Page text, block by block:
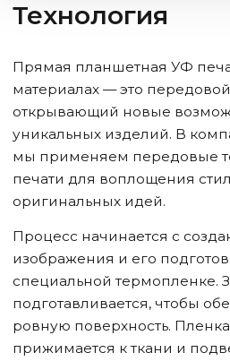
Технология
Прямая планшетная УФ
материалах — это
открывающий новые
уникальных изделий. В
мы применяем передовые
печати для воплощения
оригинальных идей.
Процесс начинается с
изображения и его
специальной термопленке.
подготавливается, чтобы
ровную поверхность.
прижимается к ткани и